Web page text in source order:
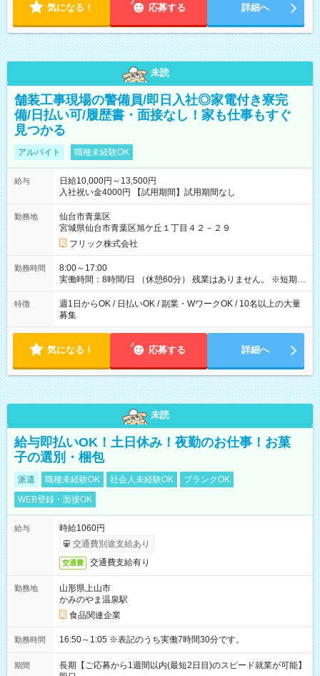
気になる！ 応募する 詳細へ
未読
舗装工事現場の警備員/即日入社◎家電付き寮完
備/日払い可/履歴書・面接なし！家も仕事もすぐ
見つかる
アルバイト 職種未経験OK
給与
日給10,000円～13,500円
入社祝い金4000円 【試用期間】試用期間なし
勤務地
仙台市青葉区
宮城県仙台市青葉区旭ケ丘１丁目４２－２９
フリック株式会社
勤務時間
8:00～17:00
実働時間：8時間/日 （休憩60分） 残業はありません。 ※短期の
募集は行っておりません。予めご了承くださいませ。
特徴
週1日からOK / 日払いOK / 副業・WワークOK / 10名以上の大量
募集
気になる！ 応募する 詳細へ
未読
給与即払いOK！土日休み！夜勤のお仕事！お菓
子の選別・梱包
派遣 職種未経験OK 社会人未経験OK
ブランクOK
WEB登録・面接OK
給与
時給1060円
交通費別途支給あり
交通費 交通費支給有り
勤務地
山形県上山市
かみのやま温泉駅
食品関連企業
勤務時間 16:50～1:05 ※表記のうち実働7時間30分です。
期間
長期【ご応募から1週間以内(最短2日目)のスピード就業が可能】